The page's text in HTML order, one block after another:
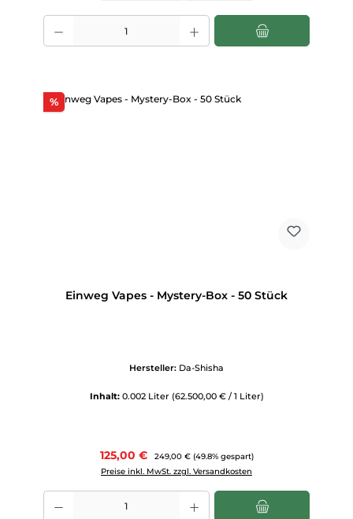
Produkt Anzahl: Gib den gewünschten Wert ein oder benutze die
%Rabatt
Einweg Vapes - Mystery-Box - 50 Stück
Hersteller: Da-Shisha
Inhalt: 0.002 Liter (62.500,00 € / 1 Liter)
Verkaufspreis:
125,00 € Regulärer Preis:
249,00 € (49.8% gespart)
Preise inkl. MwSt. zzgl. Versandkosten
Produkt Anzahl: Gib den gewünschten Wert ein oder benutze die